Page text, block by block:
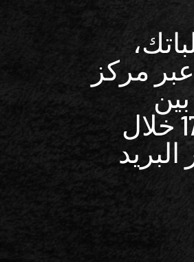
مركز
الساعة 08:00 و17:30 خلال